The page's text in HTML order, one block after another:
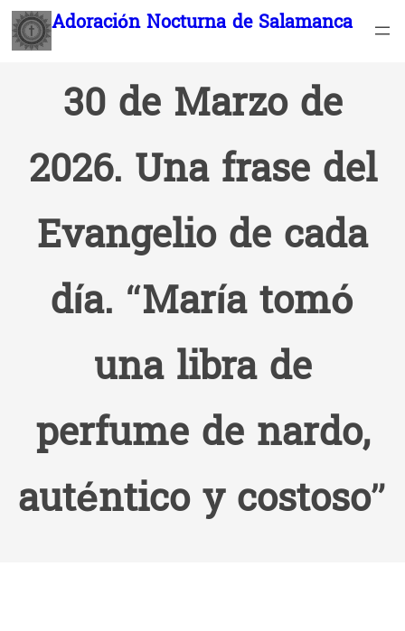
Saltar Adoración Nocturna de Salamanca
30 de Marzo de
2026. Una frase del
Evangelio de cada
día. “María tomó
una libra de
perfume de nardo,
auténtico y costoso”